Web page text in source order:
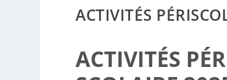
ACTIVITÉS
ACTIVITÉS